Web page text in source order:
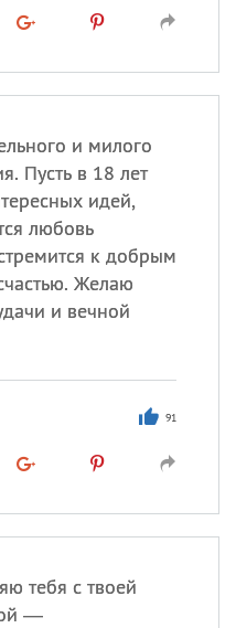
и милого
Пусть в 18 лет
идей,
любовь
к добрым
Желаю
и вечной
91
тебя с твоей
—